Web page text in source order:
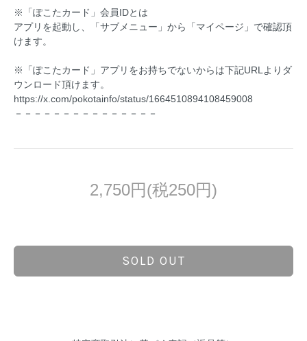
※「ぽこたカード」会員IDとは
アプリを起動し、「サブメニュー」から「マイページ」で確認頂
けます。
※「ぽこたカード」アプリをお持ちでないからは下記URLよりダ
ウンロード頂けます。
https://x.com/pokotainfo/status/1664510894108459008
－－－－－－－－－－－－－－－
2,750円(税250円)
SOLD OUT